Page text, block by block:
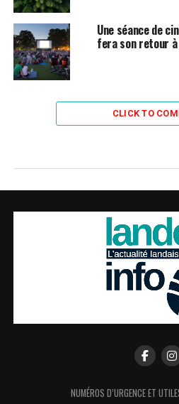
Une séance de
fera son retour
CLICK TO
NUMÉROS D’URGENCE ET